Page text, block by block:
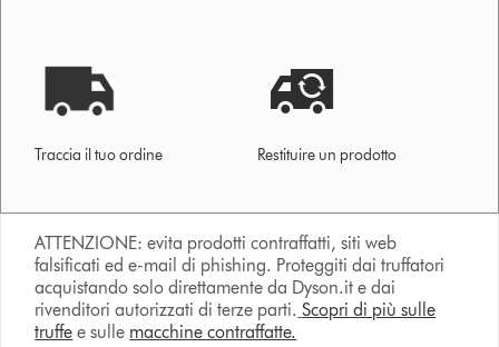
Traccia il tuo ordine Restituire un prodotto
ATTENZIONE: evita prodotti contraffatti, siti web
falsificati ed e-mail di phishing. Proteggiti dai truffatori
acquistando solo direttamente da Dyson.it e dai
rivenditori autorizzati di terze parti. Scopri di più sulle
truffe e sulle macchine contraffatte.